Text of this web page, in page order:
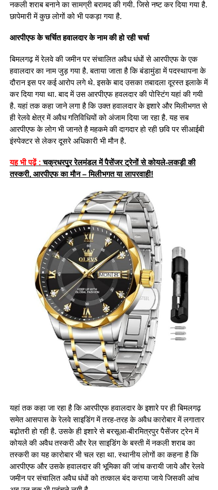
नकली शराब बनाने का सामग्री बरामद की गयी. जिसे नष्ट कर दिया गया है.
छापेमारी में कुछ लोगों को भी पकड़ा गया है.
आरपीएफ के चर्चित हवालदार के नाम की हो रही चर्चा
बिमलगढ़ में रेलवे की जमीन पर संचालित अवैध धंधों से आरपीएफ के एक
हवालदार का नाम जुड़ गया है. बताया जाता है कि बंडामुंडा में पदस्थापना के
दौरान इस पर कई आरोप लगे थे. इसके बाद उसका तबादला दूरस्त इलाके में
कर दिया गया था. बाद में उस आरपीएफ हवलदार की पोस्टिंग यहां की गयी
है. यहां तक कहा जाने लगा है कि उक्त हवालदार के इशारे और मिलीभगत से
ही रेलवे क्षेत्र में अवैध गतिविधियों को अंजाम दिया जा रहा है. यह सब
आरपीएफ के लोग भी जानते है महकमे की दागदार हो रही छवि पर सीआईबी
इंस्पेक्टर से लेकर दूसरे अधिकारी भी मौन है.
यह भी पढ़ें : चक्रधरपुर रेलमंडल में पैसेंजर ट्रेनों से कोयले-लकड़ी की
तस्करी, आरपीएफ का मौन – मिलीभगत या लापरवाही!
यहां तक कहा जा रहा है कि आरपीएफ हवालदार के इशारे पर ही बिमलगढ़
समेत आसपास के रेलवे साइडिंग में तरह-तरह के अवैध कारोबार में लगातार
बढ़ोतरी हो रही है. उसके ही इशारे से बरसूआ-बीरमित्रपुर पैसेंजर ट्रेन में
कोयले की अवैध तस्करी और रेल साइडिंग के बस्ती में नकली शराब का
तस्करी का यह कारोबार भी चल रहा था. स्थानीय लोगों का कहना है कि
आरपीएफ और उसके हवालदार की भूमिका की जांच करायी जाये और रेलवे
जमीन पर संचालित अवैध धंधों को तत्काल बंद कराया जाये जिसकी आंच